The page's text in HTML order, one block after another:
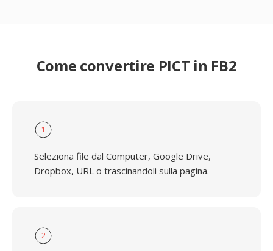
Come convertire PICT in FB2
1
Seleziona file dal Computer, Google Drive,
Dropbox, URL o trascinandoli sulla pagina.
2